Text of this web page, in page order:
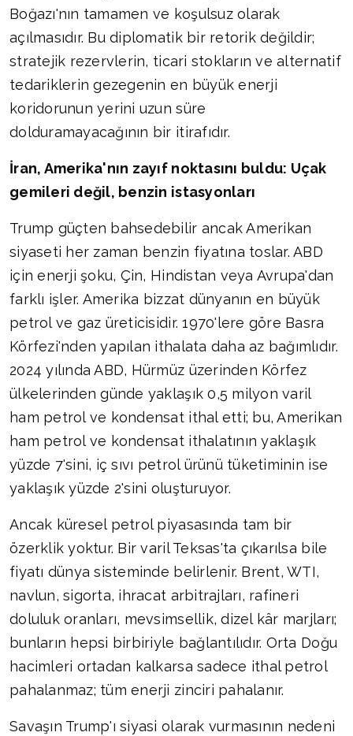
Boğazı'nın tamamen ve koşulsuz olarak
açılmasıdır. Bu diplomatik bir retorik değildir;
stratejik rezervlerin, ticari stokların ve alternatif
tedariklerin gezegenin en büyük enerji
koridorunun yerini uzun süre
dolduramayacağının bir itirafıdır.
İran, Amerika'nın zayıf noktasını buldu: Uçak
gemileri değil, benzin istasyonları
Trump güçten bahsedebilir ancak Amerikan
siyaseti her zaman benzin fiyatına toslar. ABD
için enerji şoku, Çin, Hindistan veya Avrupa'dan
farklı işler. Amerika bizzat dünyanın en büyük
petrol ve gaz üreticisidir. 1970'lere göre Basra
Körfezi'nden yapılan ithalata daha az bağımlıdır.
2024 yılında ABD, Hürmüz üzerinden Körfez
ülkelerinden günde yaklaşık 0,5 milyon varil
ham petrol ve kondensat ithal etti; bu, Amerikan
ham petrol ve kondensat ithalatının yaklaşık
yüzde 7'sini, iç sıvı petrol ürünü tüketiminin ise
yaklaşık yüzde 2'sini oluşturuyor.
Ancak küresel petrol piyasasında tam bir
özerklik yoktur. Bir varil Teksas'ta çıkarılsa bile
fiyatı dünya sisteminde belirlenir. Brent, WTI,
navlun, sigorta, ihracat arbitrajları, rafineri
doluluk oranları, mevsimsellik, dizel kâr marjları;
bunların hepsi birbiriyle bağlantılıdır. Orta Doğu
hacimleri ortadan kalkarsa sadece ithal petrol
pahalanmaz; tüm enerji zinciri pahalanır.
Savaşın Trump'ı siyasi olarak vurmasının nedeni